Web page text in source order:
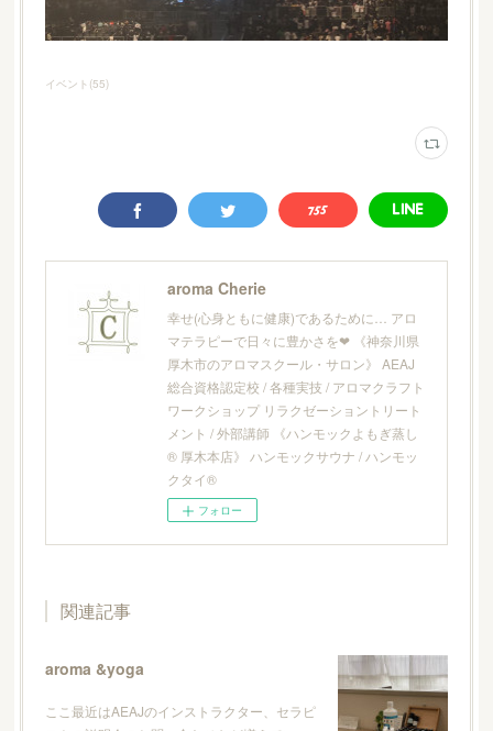
イベント (55)
aroma Cherie
幸せ(心身ともに健康)であるために… アロ
マテラピーで日々に豊かさを❤︎ 《神奈川県
厚木市のアロマスクール・サロン》 AEAJ
総合資格認定校 / 各種実技 / アロマクラフト
ワークショップ リラクゼーショントリート
メント / 外部講師 《ハンモックよもぎ蒸し
® 厚木本店》 ハンモックサウナ / ハンモッ
クタイ®
フォロー
関連記事
aroma &yoga
ここ最近はAEAJのインストラクター、セラピ